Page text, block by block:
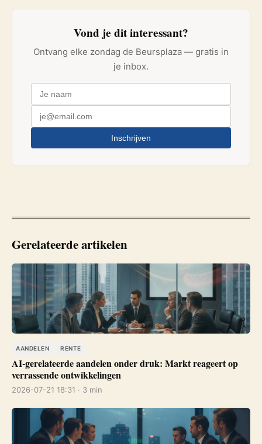
Vond je dit interessant?
Ontvang elke zondag de Beursplaza — gratis in
je inbox.
Inschrijven
Gerelateerde artikelen
AANDELEN RENTE
AI-gerelateerde aandelen onder druk: Markt reageert op
verrassende ontwikkelingen
2026-07-21 18:31 · 3 min